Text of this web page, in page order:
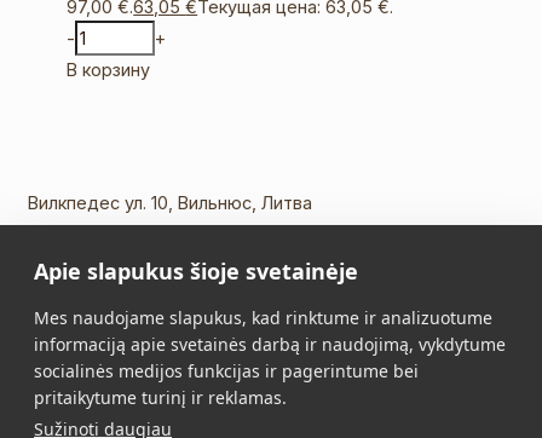
97,00 €.63,05€Текущая цена: 63,05 €.
-
+
В корзину
Вилкпедес ул. 10, Вильнюс, Литва
Моб. телефон:+370 652 11109
Главная Все товары
О нас
Apie slapukus šioje svetainėje
Mes naudojame slapukus, kad rinktume ir analizuotume
informaciją apie svetainės darbą ir naudojimą, vykdytume
socialinės medijos funkcijas ir pagerintume bei
pritaikytume turinį ir reklamas.
Sužinoti daugiau